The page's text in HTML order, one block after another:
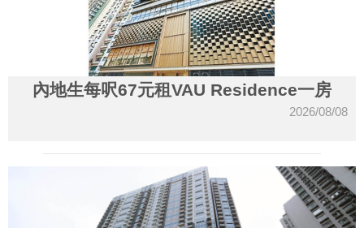
內地生每呎67元租VAU Residence一房
2026/08/08